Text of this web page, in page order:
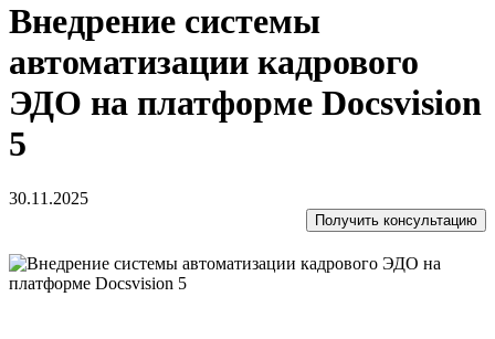
Внедрение системы
автоматизации кадрового
ЭДО на платформе Docsvision
5
30.11.2025
Получить консультацию